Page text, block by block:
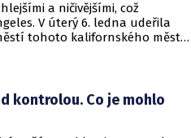
a ničivějšími, což
V úterý 6. ledna udeřila
tohoto kalifornského města.
kontrolou. Co je mohlo